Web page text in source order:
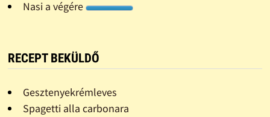
Nasi a végére
RECEPT BEKÜLDŐ
Gesztenyekrémleves
Spagetti alla carbonara